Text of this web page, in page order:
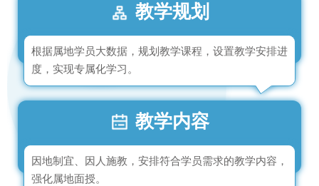
教学规划
根据属地学员大数据，规划教学课程，设置教学安排进
度，实现专属化学习。
教学内容
因地制宜、因人施教，安排符合学员需求的教学内容，
强化属地面授。